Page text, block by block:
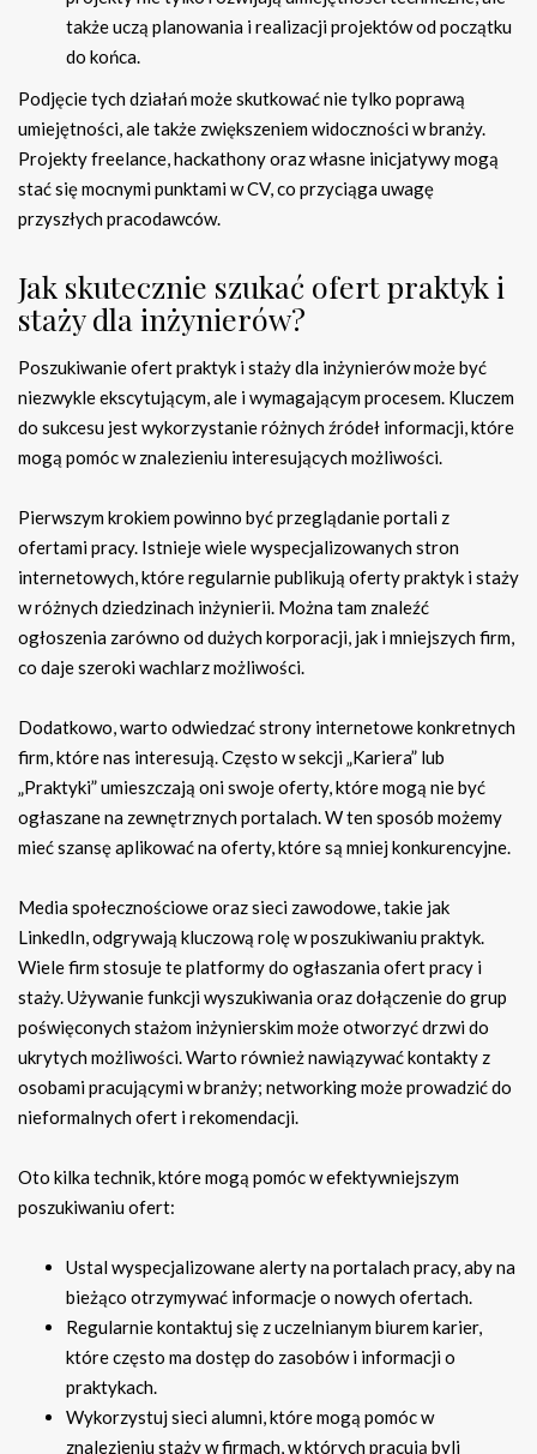
także uczą planowania i realizacji projektów od początku
do końca.
Podjęcie tych działań może skutkować nie tylko poprawą
umiejętności, ale także zwiększeniem widoczności w branży.
Projekty freelance, hackathony oraz własne inicjatywy mogą
stać się mocnymi punktami w CV, co przyciąga uwagę
przyszłych pracodawców.
Jak skutecznie szukać ofert praktyk i
staży dla inżynierów?
Poszukiwanie ofert praktyk i staży dla inżynierów może być
niezwykle ekscytującym, ale i wymagającym procesem. Kluczem
do sukcesu jest wykorzystanie różnych źródeł informacji, które
mogą pomóc w znalezieniu interesujących możliwości.
Pierwszym krokiem powinno być przeglądanie portali z
ofertami pracy. Istnieje wiele wyspecjalizowanych stron
internetowych, które regularnie publikują oferty praktyk i staży
w różnych dziedzinach inżynierii. Można tam znaleźć
ogłoszenia zarówno od dużych korporacji, jak i mniejszych firm,
co daje szeroki wachlarz możliwości.
Dodatkowo, warto odwiedzać strony internetowe konkretnych
firm, które nas interesują. Często w sekcji „Kariera” lub
„Praktyki” umieszczają oni swoje oferty, które mogą nie być
ogłaszane na zewnętrznych portalach. W ten sposób możemy
mieć szansę aplikować na oferty, które są mniej konkurencyjne.
Media społecznościowe oraz sieci zawodowe, takie jak
LinkedIn, odgrywają kluczową rolę w poszukiwaniu praktyk.
Wiele firm stosuje te platformy do ogłaszania ofert pracy i
staży. Używanie funkcji wyszukiwania oraz dołączenie do grup
poświęconych stażom inżynierskim może otworzyć drzwi do
ukrytych możliwości. Warto również nawiązywać kontakty z
osobami pracującymi w branży; networking może prowadzić do
nieformalnych ofert i rekomendacji.
Oto kilka technik, które mogą pomóc w efektywniejszym
poszukiwaniu ofert:
Ustal wyspecjalizowane alerty na portalach pracy, aby na
bieżąco otrzymywać informacje o nowych ofertach.
Regularnie kontaktuj się z uczelnianym biurem karier,
które często ma dostęp do zasobów i informacji o
praktykach.
Wykorzystuj sieci alumni, które mogą pomóc w
znalezieniu staży w firmach, w których pracują byli